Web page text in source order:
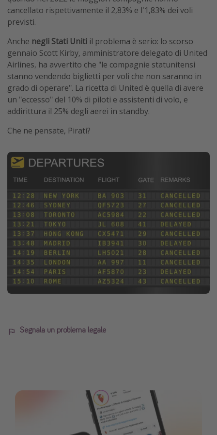
cancellato rispettivamente il 2,83% e l'1,83% dei voli
previsti.
Anche negli Stati Uniti il problema è serio: lo scorso
gennaio Scott Kirby, amministratore delegato di United
Airlines, ha avvertito che "le compagnie statunitensi
stanno vendendo biglietti per voli che non saranno in
grado di operare". La ricetta di United è quella di avere
un "eccesso" del 10% di piloti e assistenti di volo, e
addirittura il 25% degli aerei in standby.
Che ne pensate, Pirati?
Segnala un problema legale